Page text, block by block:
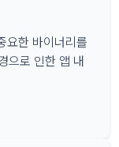
한 바이너리를
으로 인한 앱 내